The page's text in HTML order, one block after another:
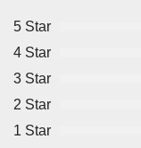
5 Star
4 Star
3 Star
2 Star
1 Star